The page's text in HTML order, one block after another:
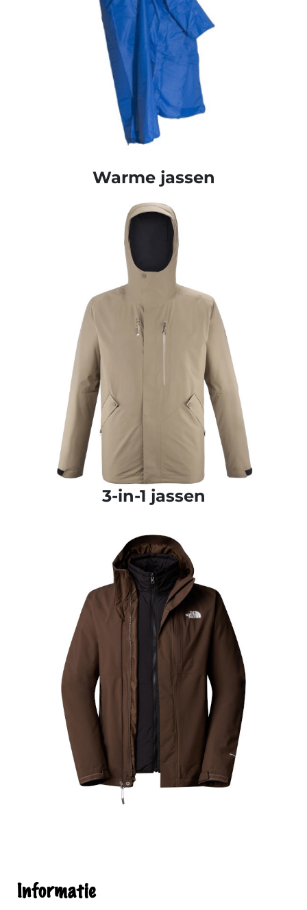
Warme jassen
3-in-1 jassen
Informatie